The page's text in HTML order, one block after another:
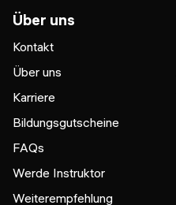
Über uns
Kontakt
Über uns
Karriere
Bildungsgutscheine
FAQs
Werde Instruktor
Weiterempfehlung